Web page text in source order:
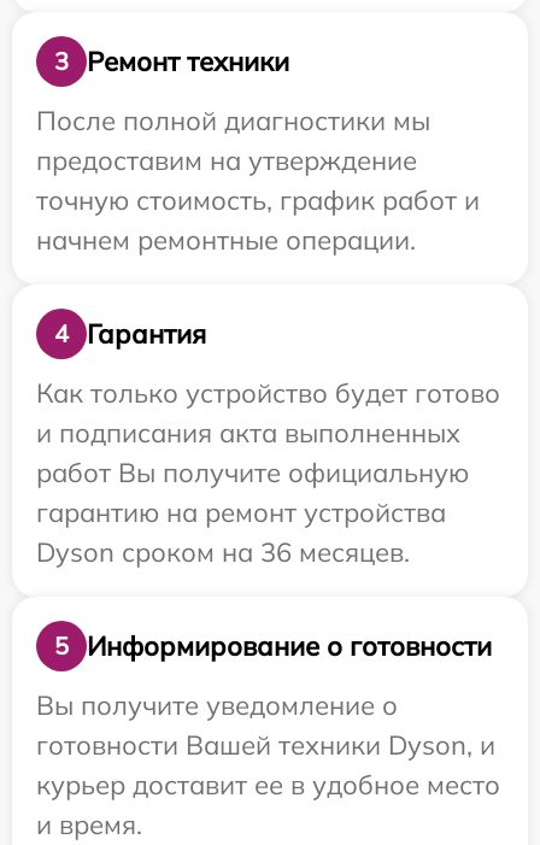
3
Ремонт техники
После полной диагностики мы
предоставим на утверждение
точную стоимость, график работ и
начнем ремонтные операции.
4
Гарантия
Как только устройство будет готово
и подписания акта выполненных
работ Вы получите официальную
гарантию на ремонт устройства
Dyson сроком на 36 месяцев.
5
Информирование о готовности
Вы получите уведомление о
готовности Вашей техники Dyson, и
курьер доставит ее в удобное место
и время.